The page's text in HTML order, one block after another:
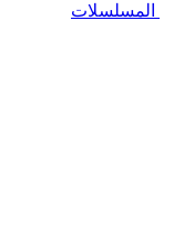
المسلسلات